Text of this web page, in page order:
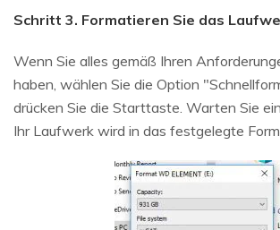
Schritt 3. Formatieren Sie das
Wenn Sie alles gemäß Ihren
haben, wählen Sie die Option
drücken Sie die Starttaste. Warten Sie
Ihr Laufwerk wird in das festgelegte